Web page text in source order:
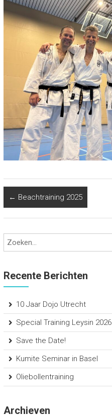
← Beachtraining 2025
Recente Berichten
10 Jaar Dojo Utrecht
Special Training Leysin 2026
Save the Date!
Kumite Seminar in Basel
Oliebollentraining
Archieven